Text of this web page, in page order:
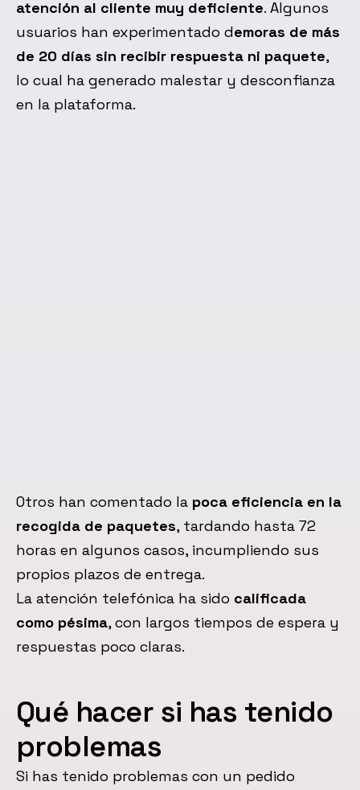
atención al cliente muy deficiente. Algunos
usuarios han experimentado demoras de más
de 20 días sin recibir respuesta ni paquete,
lo cual ha generado malestar y desconfianza
en la plataforma.
Otros han comentado la poca eficiencia en la
recogida de paquetes, tardando hasta 72
horas en algunos casos, incumpliendo sus
propios plazos de entrega.
La atención telefónica ha sido calificada
como pésima, con largos tiempos de espera y
respuestas poco claras.
Qué hacer si has tenido
problemas
Si has tenido problemas con un pedido